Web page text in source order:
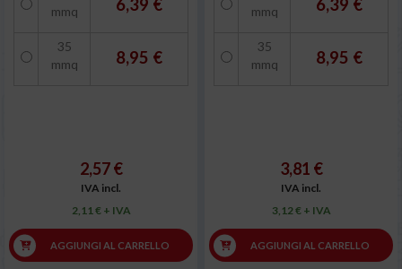
mmq
6,39 €
35
mmq
8,95 €
2,57 €
IVA incl.
2,11 € + IVA
AGGIUNGI AL CARRELLO
mmq
6,39 €
35
mmq
8,95 €
3,81 €
IVA incl.
3,12 € + IVA
AGGIUNGI AL CARRELLO